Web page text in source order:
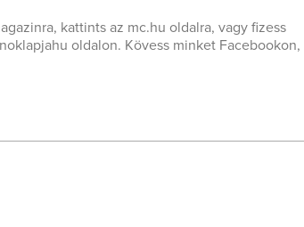
kattints az mc.hu oldalra, vagy fizess
oldalon. Kövess minket Facebookon,